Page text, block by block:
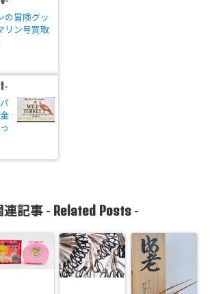
の冒険グッ
リン号買取
-
記事 - Related Posts-